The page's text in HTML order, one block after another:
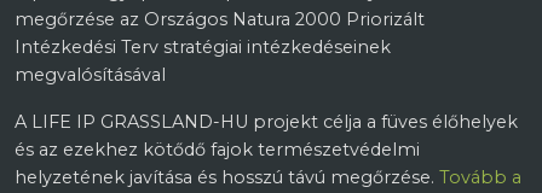
megőrzése az Országos Natura 2000 Priorizált
Intézkedési Terv stratégiai intézkedéseinek
megvalósításával
A LIFE IP GRASSLAND-HU projekt célja a füves élőhelyek
és az ezekhez kötődő fajok természetvédelmi
helyzetének javítása és hosszú távú megőrzése. Tovább a